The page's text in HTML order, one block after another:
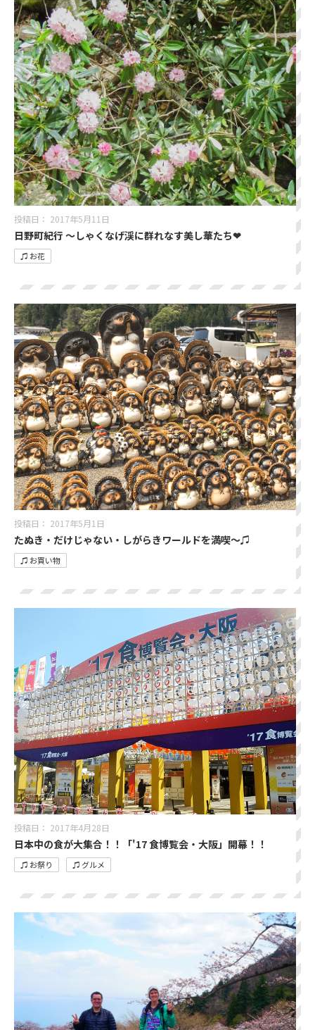
日野町紀行 〜しゃくなげ渓に群れなす美し華たち❤︎
投稿日： 2017年5月11日
♫ お花
たぬき・だけじゃない・しがらきワールドを満喫〜♫
投稿日： 2017年5月1日
♫ お買い物
日本中の食が大集合！！「'17 食博覧会・大阪」開幕！！
投稿日： 2017年4月28日
♫ お祭り ♫ グルメ